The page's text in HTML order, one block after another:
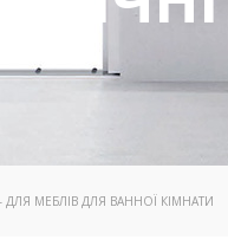
ДЛЯ МЕБЛІВ ДЛЯ ВАННОЇ КІМНАТИ